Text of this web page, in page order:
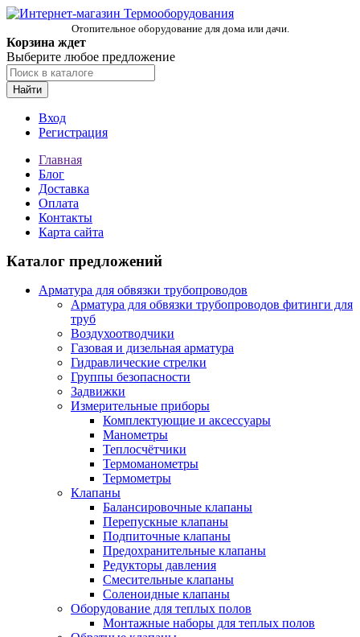
Отопительное оборудование для дома или дачи.
Корзина ждет
Выберите любое предложение
Найти
Вход
Регистрация
Главная
Блог
Доставка
Оплата
Контакты
Карта сайта
Каталог предложений
Арматура для обвязки трубопроводов
Арматура для обвязки трубопроводов фитинги для
труб
Воздухоотводчики
Газовая и дизельная арматура
Гидравлические стрелки
Группы безопасности
Задвижки
Измерительные приборы
Комплектующие и аксессуары
Манометры
Теплосчётчики
Термоманометры
Термометры
Клапаны
Балансировочные клапаны
Перепускные клапаны
Подпиточные клапаны
Предохранительные клапаны
Редукторы давления
Смесительные клапаны
Соленоидные клапаны
Оборудование для теплых полов
Монтажные наборы для теплых полов